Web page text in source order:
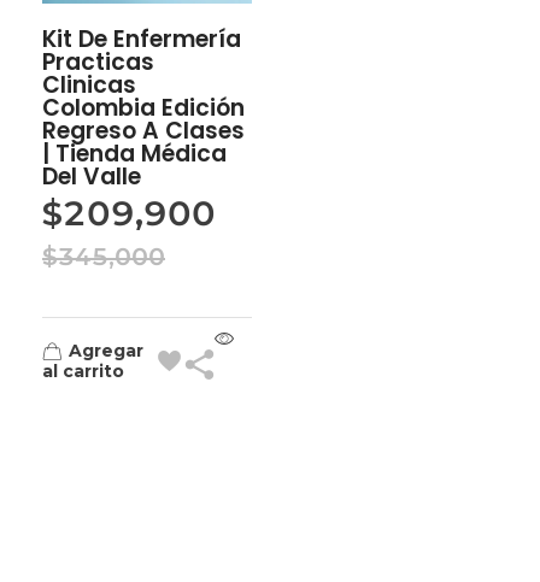
Kit De Enfermería
Practicas
Clinicas
Colombia Edición
Regreso A Clases
| Tienda Médica
Del Valle
$209,900
$345,000
Agregar
al carrito